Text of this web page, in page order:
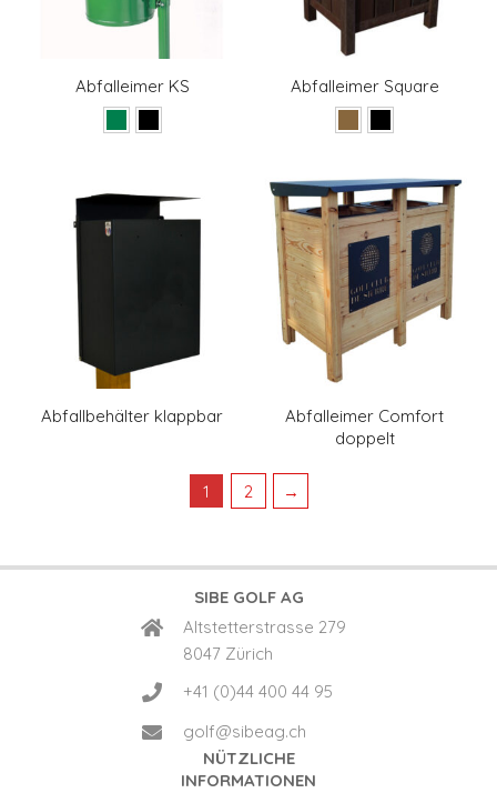
Abfalleimer KS Abfalleimer Square
Abfallbehälter klappbar
Abfalleimer Comfort
doppelt
1 2 →
SIBE GOLF AG
Altstetterstrasse 279
8047 Zürich
+41 (0)44 400 44 95
golf@sibeag.ch
NÜTZLICHE
INFORMATIONEN